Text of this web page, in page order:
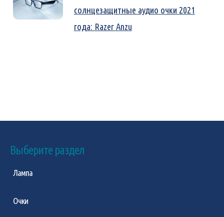
солнцезащитные аудио очки 2021
года: Razer Anzu
Выберите раздел
Лампа
Очки